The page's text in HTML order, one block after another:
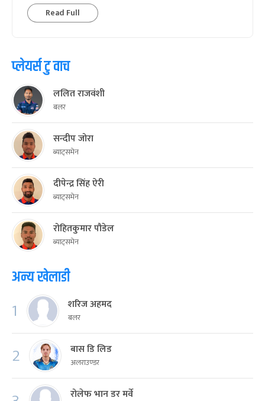
Read Full
प्लेयर्स टु वाच
ललित राजवंशी
बलर
सन्दीप जोरा
ब्याट्समेन
दीपेन्द्र सिंह ऐरी
ब्याट्समेन
रोहितकुमार पौडेल
ब्याट्समेन
अन्य खेलाडी
1 शरिज अहमद
बलर
2 बास डि लिड
अलराउण्डर
रोलेफ भान डर मर्वे